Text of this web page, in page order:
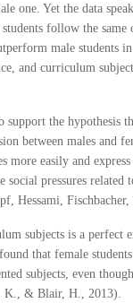
one. Yet the data
follow the
male students in
and curriculum
support the hypothesis
between males and
more easily and
social pressures related
Hessami,
subjects is a perfect
that female
subjects, even
K., & Blair, H., 2013).